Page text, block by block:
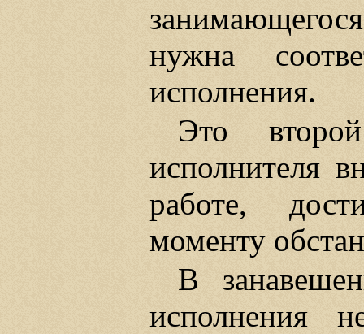
нужна
исполнения.
Это
исполнителя
работе,
моменту
В
исполнения